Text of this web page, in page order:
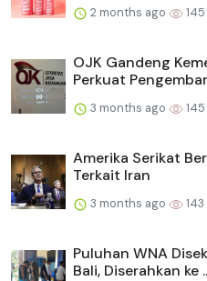
2 months ago 145
OJK Gandeng
Perkuat
3 months ago 145
Amerika Serikat
Terkait Iran
3 months ago 143
Puluhan WNA
Bali, Diserahkan ke